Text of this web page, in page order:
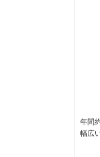
年間
幅広